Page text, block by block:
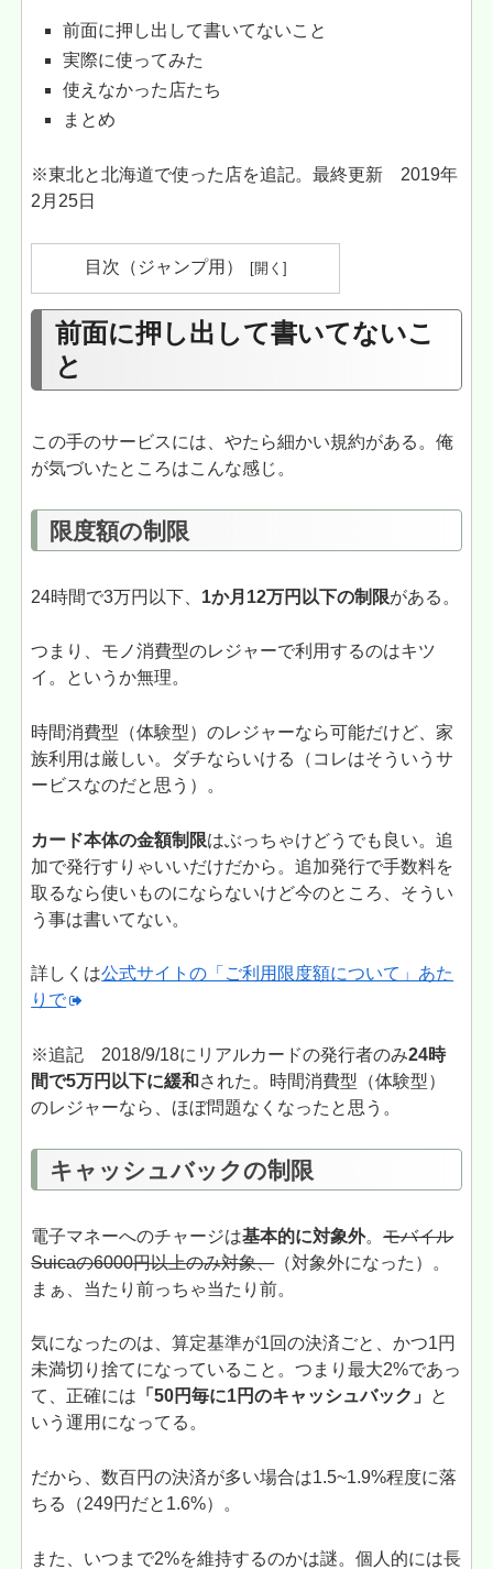
前面に押し出して書いてないこと
実際に使ってみた
使えなかった店たち
まとめ
※東北と北海道で使った店を追記。最終更新 2019年
2月25日
目次（ジャンプ用）
前面に押し出して書いてないこ
と
この手のサービスには、やたら細かい規約がある。俺
が気づいたところはこんな感じ。
限度額の制限
24時間で3万円以下、 1か月12万円以下の制限がある。
つまり、モノ消費型のレジャーで利用するのはキツ
イ。というか無理。
時間消費型（体験型）のレジャーなら可能だけど、家
族利用は厳しい。ダチならいける（コレはそういうサ
ービスなのだと思う）。
カード本体の金額制限はぶっちゃけどうでも良い。追
加で発行すりゃいいだけだから。追加発行で手数料を
取るなら使いものにならないけど今のところ、そうい
う事は書いてない。
詳しくは公式サイトの「ご利用限度額について」あた
りで
※追記 2018/9/18にリアルカードの発行者のみ24時
間で5万円以下に緩和 された。時間消費型（体験型）
のレジャーなら、ほぼ問題なくなったと思う。
キャッシュバックの制限
電子マネーへのチャージは基本的に対象外。モバイル
Suicaの6000円以上のみ対象、（対象外になった）。
まぁ、当たり前っちゃ当たり前。
気になったのは、算定基準が1回の決済ごと、かつ1円
未満切り捨てになっていること。つまり最大2%であっ
て、正確には 「50円毎に1円のキャッシュバック」
と
いう運用になってる。
だから、数百円の決済が多い場合は1.5~1.9%程度に落
ちる（249円だと1.6%）。
また、いつまで2%を維持するのかは謎。個人的には長